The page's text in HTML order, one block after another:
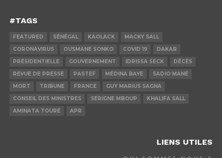
#TAGS
FEATURED SÉNÉGAL KAOLACK
MACKY SALL
CORONAVIRUS
OUSMANE SONKO COVID 19
DAKAR
PRÉSIDENTIELLE
GOUVERNEMENT IDRISSA SECK
DÉCÈS
REVUE DE PRESSE
PASTEF MÉDINA BAYE
SADIO MANÉ
MORT
TRIBUNE FRANCE
GUY MARIUS SAGNA
CONSEIL DES MINISTRES
SERIGNE MBOUP
KHALIFA SALL
AMINATA TOURÉ
APR
LIENS UTILES